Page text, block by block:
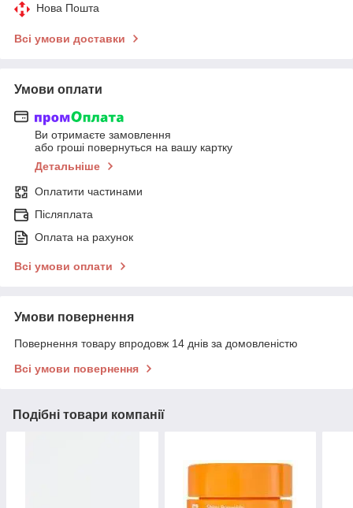
Нова Пошта
Всі умови доставки
Умови оплати
Ви отримаєте замовлення
або гроші повернуться на вашу картку
Детальніше
Оплатити частинами
Післяплата
Оплата на рахунок
Всі умови оплати
Умови повернення
Повернення товару впродовж 14 днів за домовленістю
Всі умови повернення
Подібні товари компанії